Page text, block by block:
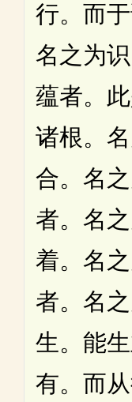
行。而
名之为
蕴者。
诸根。
合。名
者。名
着。名
者。名
生。能
有。而